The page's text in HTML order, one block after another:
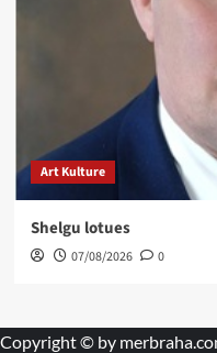
Art Kulture
Shelgu lotues
07/08/2026 0
Copyright © by